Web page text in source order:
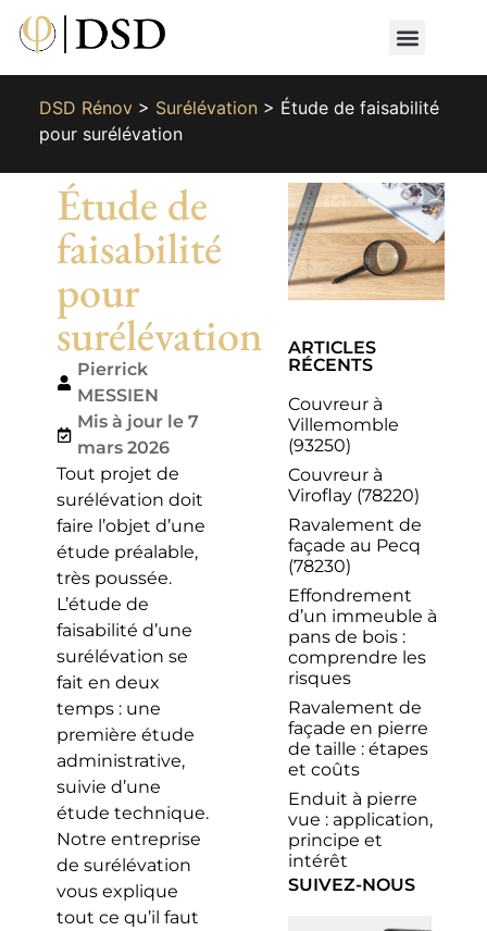
DSD Rénov> Surélévation> Étude de faisabilité
pour surélévation
Étude de
faisabilité
pour
surélévation
Pierrick
MESSIEN
Mis à jour le 7
mars 2026
Tout projet de
surélévation doit
faire l’objet d’une
étude préalable,
très poussée.
L’étude de
faisabilité d’une
surélévation se
fait en deux
temps : une
première étude
administrative,
suivie d’une
étude technique.
Notre entreprise
de surélévation
vous explique
tout ce qu’il faut
ARTICLES
RÉCENTS
Couvreur à
Villemomble
(93250)
Couvreur à
Viroflay (78220)
Ravalement de
façade au Pecq
(78230)
Effondrement
d’un immeuble à
pans de bois :
comprendre les
risques
Ravalement de
façade en pierre
de taille : étapes
et coûts
Enduit à pierre
vue : application,
principe et
intérêt
SUIVEZ-NOUS